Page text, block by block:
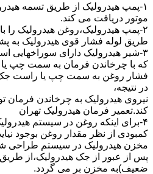
۱-پمپ هیدرولیک از طریق تسمه
موتور دریافت می کند.
طریق لوله فشار قوی هیدرولیک به
۳-شیر هیدرولیک دارای
که با چرخاندن فرمان به سمت چپ
فشار روغن به سمت چپ یا راست
در نتیجه،
نیروی هیدرولیک به چرخاندن فرمان
کند.تعمیر فرمان هیدرولیک تهران
۴-برای اینکه روغن در سیستم
کمبودی از نظر مقدار روغن بوجود
مخزن هیدرولیک در سیستم طراحی
پس از عبور از جک هیدرولیک،از
ضعیف)به مخزن بر می گردد.